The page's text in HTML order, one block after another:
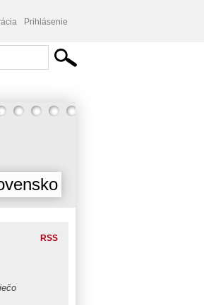
Prihlásenie
RSS